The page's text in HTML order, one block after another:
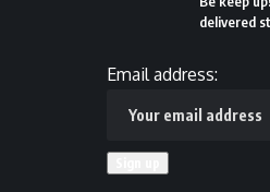
delivered
Email address: